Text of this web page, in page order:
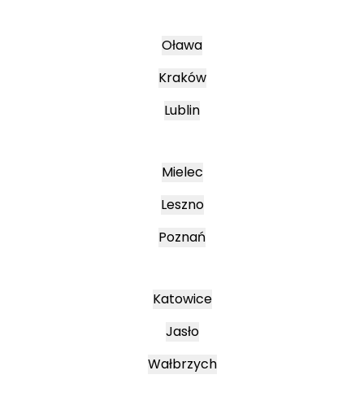
Oława
Kraków
Lublin
Mielec
Leszno
Poznań
Katowice
Jasło
Wałbrzych